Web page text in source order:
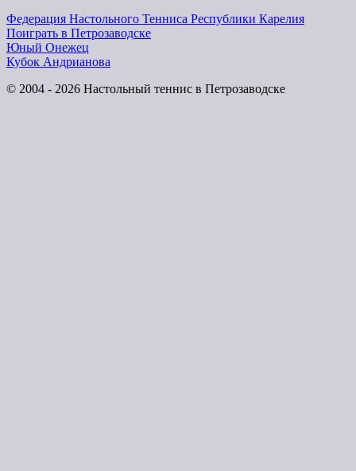
Федерация Настольного Тенниса Республики Карелия
Поиграть в Петрозаводске
Юный Онежец
Кубок Андрианова
© 2004 - 2026 Настольный теннис в Петрозаводске